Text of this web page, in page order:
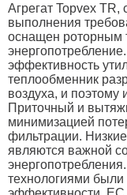
Агрегат Topvex TR,
выполнения
оснащен роторным
эффективность
теплообменник
воздуха, и поэтому
Приточный и
минимизацией
фильтрации.
являются важной
технологиями